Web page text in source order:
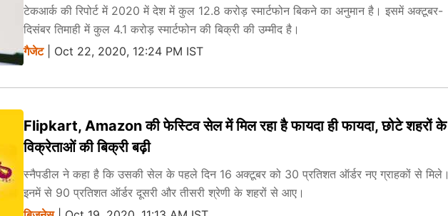
टेकआर्क की रिपोर्ट में 2020 में देश में कुल 12.8 करोड़ स्मार्टफोन बिकने का अनुमान है। इसमें अक्टूबर-
दिसंबर तिमाही में कुल 4.1 करोड़ स्मार्टफोन की बिक्री की उम्मीद है।
गैजेट| Oct 22, 2020, 12:24 PM IST
Flipkart, Amazon की फेस्टिव सेल में मिल रहा है फायदा ही फायदा, छोटे शहरों के
विक्रेताओं की बिक्री बढ़ी
स्नैपडील ने कहा है कि उसकी सेल के पहले दिन 16 अक्टूबर को 30 प्रतिशत ऑर्डर नए ग्राहकों से मिले।
इनमें से 90 प्रतिशत ऑर्डर दूसरी और तीसरी श्रेणी के शहरों से आए।